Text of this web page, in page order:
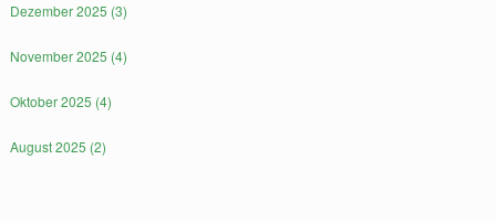
Dezember 2025 (3)
November 2025 (4)
Oktober 2025 (4)
August 2025 (2)